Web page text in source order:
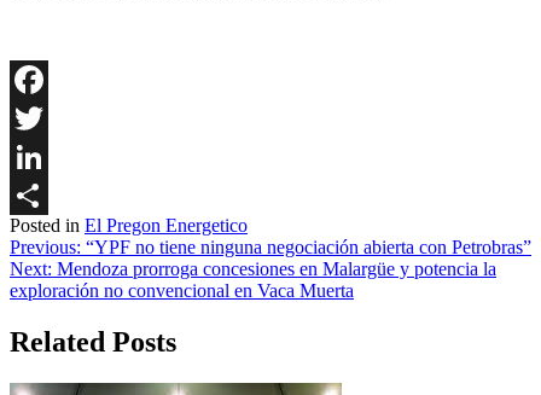
Facebook
Twitter
LinkedIn
Share
Posted in El Pregon Energetico
Navegación
de
Previous: “YPF no tiene ninguna negociación abierta con Petrobras”
Next: Mendoza prorroga concesiones en Malargüe y potencia la
exploración no convencional en Vaca Muerta
Related Posts